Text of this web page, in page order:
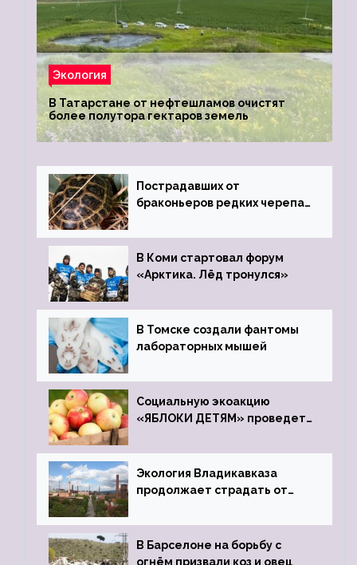
Экология
В Татарстане от нефтешламов очистят
более полутора гектаров земель
Пострадавших от
браконьеров редких черепах
зоопарк
В Коми стартовал форум
«Арктика. Лёд тронулся»
В Томске создали фантомы
лабораторных мышей
Социальную экоакцию
«ЯБЛОКИ ДЕТЯМ» проведет
Экология Владикавказа
продолжает страдать от
В Барселоне на борьбу с
огнём призвали коз и овец